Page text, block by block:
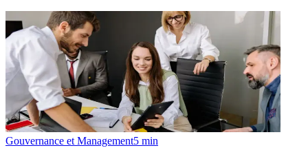
Gouvernance et Management5 min